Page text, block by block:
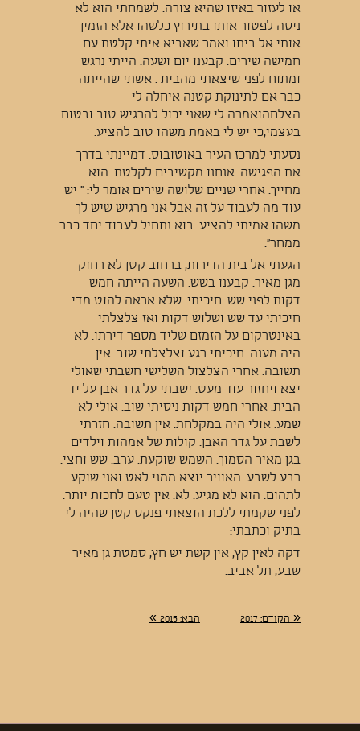
או לעזור באיזו שהיא צורה. לשמחתי הוא לא
ניסה לפטור אותו בתירוץ כלשהו אלא הזמין
אותי אל ביתו ואמר שאביא איתי קלטת עם
חמישה שירים. קבענו יום ושעה. הייתי נרגש
ומתוח לפני שיצאתי מהבית . אשתי שהייתה
כבר אם לתינוקת קטנה איחלה לי
הצלחהואמרה לי שאני יכול להרגיש טוב ובטוח
בעצמי,כי יש לי באמת משהו טוב להציע.
נסעתי למרכז העיר באוטובוס. דמיינתי בדרך
את הפגישה. אנחנו מקשיבים לקלטת. הוא
מחייך. אחרי שניים שלושה שירים אומר לי: " יש
עוד מה לעבוד על זה אבל אני מרגיש שיש לך
משהו אמיתי להציע. בוא נתחיל לעבוד יחד כבר
ממחר".
הגעתי אל בית הדירות, ברחוב קטן לא רחוק
מגן מאיר. קבענו בשש. השעה הייתה חמש
דקות לפני שש. חיכיתי. שלא אראה להוט מדי.
חיכיתי עד שש ושלוש דקות ואז צלצלתי
באינטרקום על הזמזם שליד מספר דירתו. לא
היה מענה. חיכיתי רגע וצלצלתי שוב. אין
תשובה. אחרי הצלצול השלישי חשבתי שאולי
יצא ויחזור עוד מעט. ישבתי על גדר אבן על יד
הבית. אחרי חמש דקות ניסיתי שוב. אולי לא
שמע. אולי היה במקלחת. אין תשובה. חזרתי
לשבת על גדר האבן. קולות של אמהות וילדים
בגן מאיר הסמוך. השמש שוקעת. ערב. שש וחצי.
רבע לשבע. האוויר יוצא ממני לאט ואני שוקע
לתהום. הוא לא מגיע. לא. אין טעם לחכות יותר.
לפני שקמתי ללכת הוצאתי פנקס קטן שהיה לי
בתיק וכתבתי:
דקה לאין קץ, אין קשת יש חץ, סמטת גן מאיר
שבע, תל אביב.
« הקודם: 2017 הבא: 2015
»